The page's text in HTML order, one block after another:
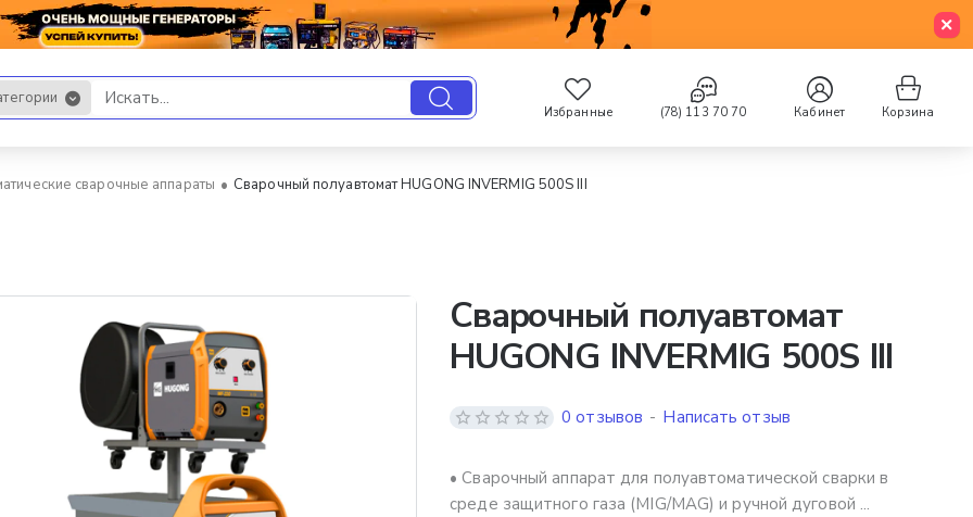
Избранные (78) 113 70 70 Кабинет Корзина
сварочные аппараты Сварочный полуавтомат HUGONG INVERMIG 500S III
Сварочный полуавтомат
HUGONG INVERMIG 500S III
• Сварочный аппарат для полуавтоматической сварки в
среде защитного газа (MIG/MAG) и ручной дуговой ...
0 отзывов - Написать отзыв